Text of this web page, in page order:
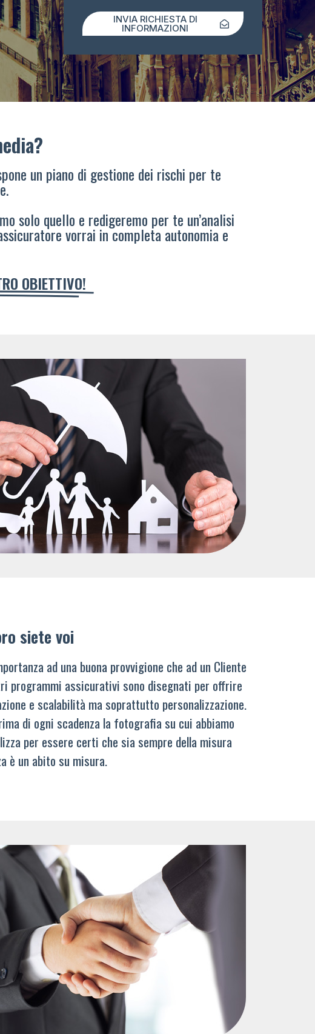
INVIA RICHIESTA DI
INFORMAZIONI
un piano di gestione dei rischi per te
solo quello e redigeremo per te un’analisi
vorrai in completa autonomia e
OBIETTIVO!
siete voi
ad una buona provvigione che ad un Cliente
programmi assicurativi sono disegnati per offrire
e scalabilità ma soprattutto personalizzazione.
di ogni scadenza la fotografia su cui abbiamo
per essere certi che sia sempre della misura
è un abito su misura.